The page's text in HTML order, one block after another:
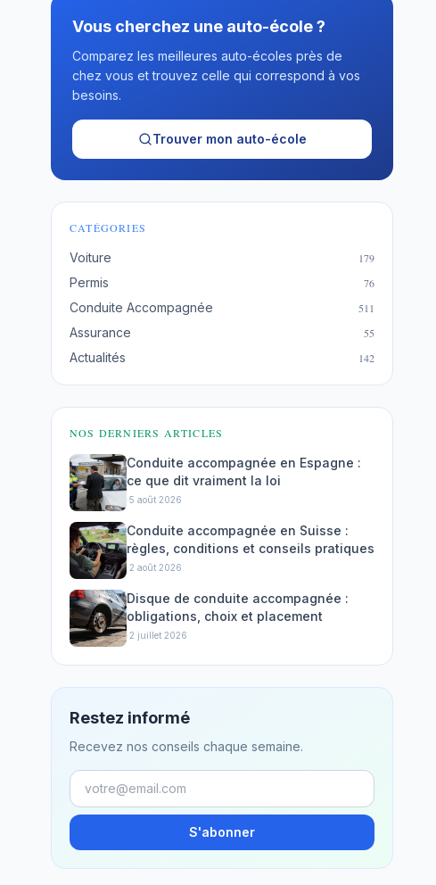
Vous cherchez une auto-école ?
Comparez les meilleures auto-écoles près de
chez vous et trouvez celle qui correspond à vos
besoins.
Trouver mon auto-école
CATÉGORIES
Voiture 179
Permis 76
Conduite Accompagnée 511
Assurance 55
Actualités 142
NOS DERNIERS ARTICLES
Conduite accompagnée en Espagne :
ce que dit vraiment la loi
·5 août 2026
Conduite accompagnée en Suisse :
règles, conditions et conseils pratiques
·2 août 2026
Disque de conduite accompagnée :
obligations, choix et placement
·2 juillet 2026
Restez informé
Recevez nos conseils chaque semaine.
S'abonner